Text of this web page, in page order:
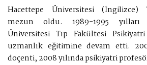
Hacettepe Üniversitesi (İngilizce)
mezun oldu. 1989-1995 yılları
Üniversitesi Tıp Fakültesi
uzmanlık eğitimine devam etti.
doçenti, 2008 yılında psikiyatri